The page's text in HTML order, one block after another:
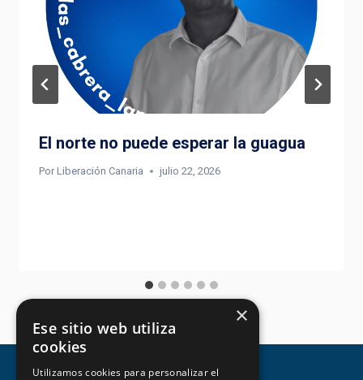
El norte no puede esperar la guagua
Por Liberación Canaria julio 22, 2026
×
Ese sitio web utiliza
cookies
Utilizamos cookies para personalizar el